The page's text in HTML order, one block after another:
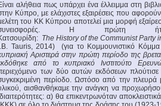
αλήθεια πως υπάρχει ένα έλλειμμα στη
Κύπρο, με ελάχιστες εξαιρέσεις που
του ΚΚ Κύπρου αποτελεί μια μορφή
Η πρώτη
The History of the Communist
I.B. Tauris, 2014) (για το Κομμουνιστικό
Αριστερά στην πρώτη περίοδο της
από το κυπριακό Ινστιτούτο
των δύο αυτών εκδόσεων
περίοδο. Ωστόσο από την πλευρά
αισθανθήκαμε την ανάγκη να
α) θα επικεντρωνόταν